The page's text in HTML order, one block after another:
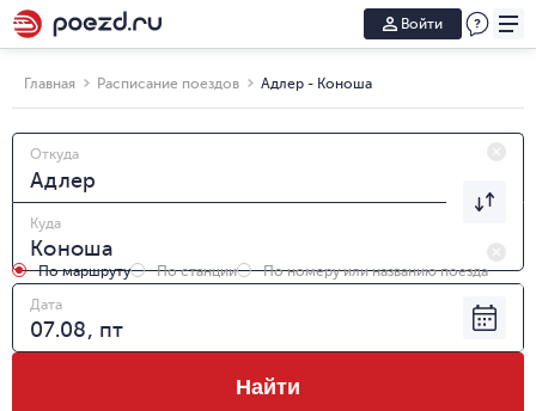
Войти
Главная Расписание поездов Адлер - Коноша
Откуда
Куда
По маршруту По станции
По номеру или названию поезда
Дата
Найти